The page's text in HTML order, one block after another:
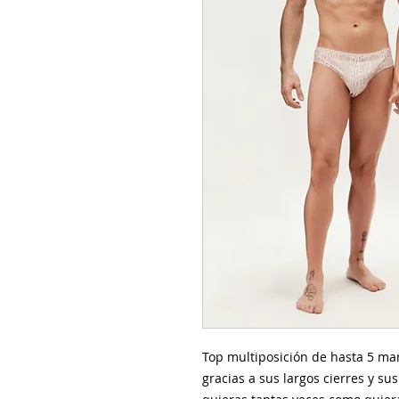
Top multiposición de hasta 5
gracias a sus largos cierres y